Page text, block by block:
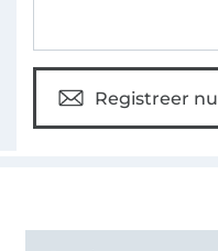
Registreer nu